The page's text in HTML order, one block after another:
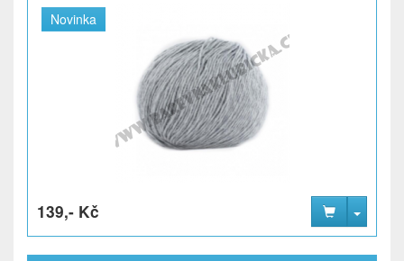
Novinka
139,- Kč